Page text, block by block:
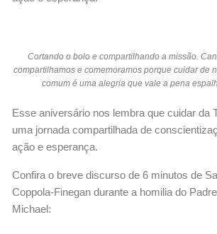
Cortando o bolo e compartilhando a missão.
compartilhamos e comemoramos porque cuidar de
comum é uma alegria que vale a pena
Esse aniversário nos lembra que cuidar da
uma jornada compartilhada de
ação e esperança.
Confira o breve discurso de 6 minutos de
Coppola-Finegan durante a homilia do Padre
Michael: